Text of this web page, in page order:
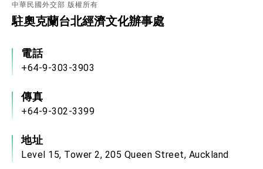
我國政府將在美國亞利桑納州設立「駐鳳凰城辦
事處」，進一步深化台美交流合作
中華民國外交部 版權所有
駐奧克蘭台北經濟文化辦事處
電話
+64-9-303-3903
傳真
+64-9-302-3399
地址
Level 15, Tower 2, 205 Queen Street, Auckland